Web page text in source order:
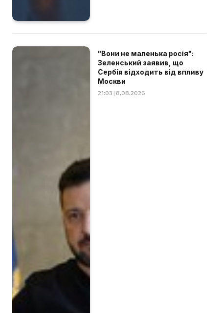
"Вони не маленька росія":
Зеленський заявив, що
Сербія відходить від впливу
Москви
21:03 | 8.08.2026